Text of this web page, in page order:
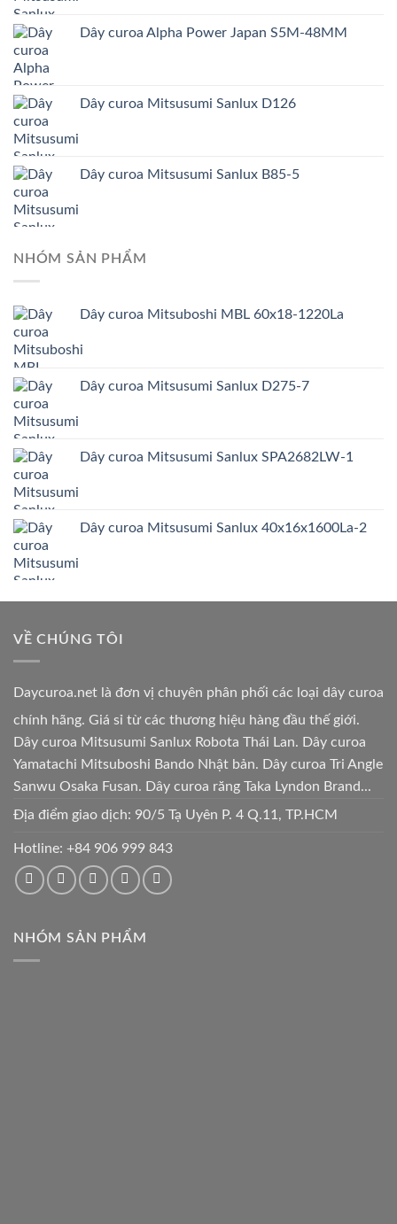
Dây curoa Alpha Power Japan S5M-48MM
Dây curoa Mitsusumi Sanlux D126
Dây curoa Mitsusumi Sanlux B85-5
NHÓM SẢN PHẨM
Dây curoa Mitsuboshi MBL 60x18-1220La
Dây curoa Mitsusumi Sanlux D275-7
Dây curoa Mitsusumi Sanlux SPA2682LW-1
Dây curoa Mitsusumi Sanlux 40x16x1600La-2
VỀ CHÚNG TÔI
Daycuroa.net là đơn vị chuyên phân phối các loại dây curoa
chính hãng. Giá sỉ từ các thương hiệu hàng đầu thế giới.
Dây curoa Mitsusumi Sanlux Robota Thái Lan. Dây curoa
Yamatachi Mitsuboshi Bando Nhật bản. Dây curoa Tri Angle
Sanwu Osaka Fusan. Dây curoa răng Taka Lyndon Brand...
Địa điểm giao dịch: 90/5 Tạ Uyên P. 4 Q.11, TP.HCM
Hotline: +84 906 999 843
NHÓM SẢN PHẨM